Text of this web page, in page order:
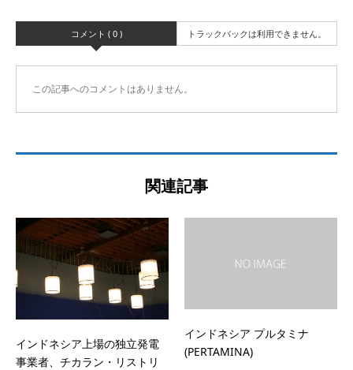
コメント ( 0 ) トラックバックは利用できません。
この記事へのコメントはありません。
関連記事
インドネシア上場の独立発電
事業者、チカラン・リストリ
インドネシア プルタミナ
(PERTAMINA)